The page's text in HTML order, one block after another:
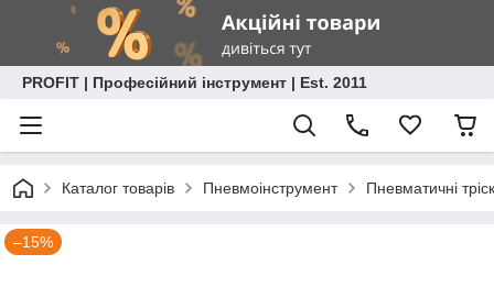
PROFIT | Професійний інструмент | Est. 2011
Каталог товарів Пневмоінструмент Пневматичні
–15%